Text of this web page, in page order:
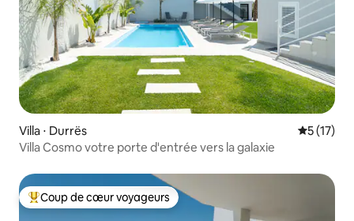
Villa ⋅ Durrës
5 (17)
Villa Cosmo votre porte d'entrée vers la galaxie
Coups de cœur voyageurs les plus appréciés
Coup de cœur voyageurs